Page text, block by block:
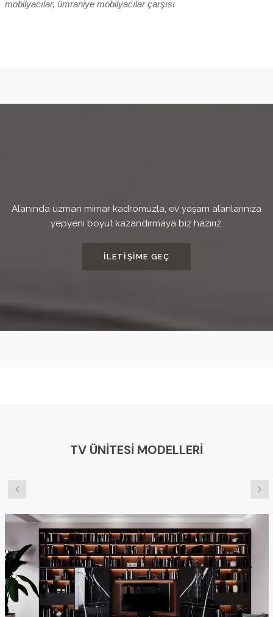
mobilyacılar, ümraniye mobilyacılar çarşısı
Alanında uzman mimar kadromuzla, ev yaşam alanlarınıza
yepyeni boyut kazandırmaya biz hazırız.
İLETIŞIME GEÇ
TV ÜNITESI MODELLERI